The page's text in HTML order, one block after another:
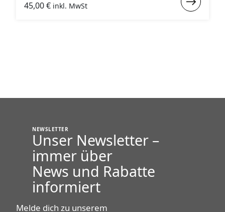
45,00€ inkl. MwSt
:
NEWSLETTER
Unser Newsletter –
immer über
News und Rabatte
informiert
Melde dich zu unserem